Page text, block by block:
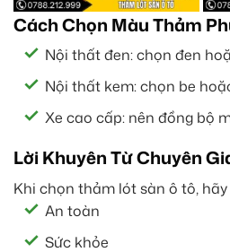
Cách Chọn Màu Thảm
Nội thất đen: chọn đen
Nội thất kem: chọn be
Xe cao cấp: nên đồng bộ
Lời Khuyên Từ Chuyên
Khi chọn thảm lót sàn ô tô,
An toàn
Sức khỏe